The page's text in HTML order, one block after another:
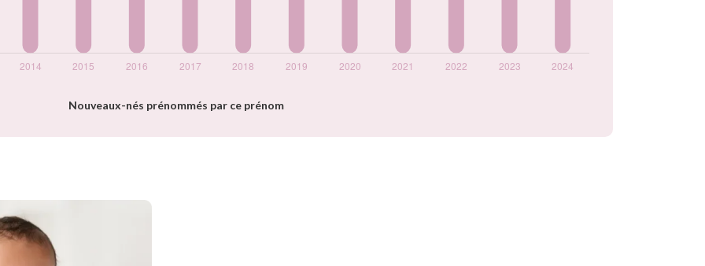
Nouveaux-nés prénommés par ce prénom